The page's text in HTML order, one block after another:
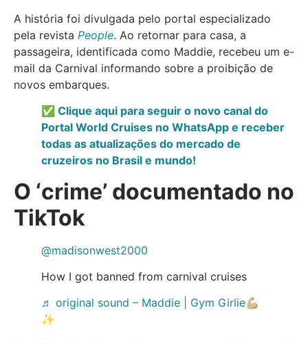
A história foi divulgada pelo portal especializado
pela revista People. Ao retornar para casa, a
passageira, identificada como Maddie, recebeu um e-
mail da Carnival informando sobre a proibição de
novos embarques.
✅ Clique aqui para seguir o novo canal do
Portal World Cruises no WhatsApp e receber
todas as atualizações do mercado de
cruzeiros no Brasil e mundo!
O ‘crime’ documentado no
TikTok
@madisonwest2000
How I got banned from carnival cruises
♬ original sound – Maddie | Gym Girlie💪🏼
✨